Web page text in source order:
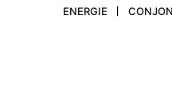
ENERGIE